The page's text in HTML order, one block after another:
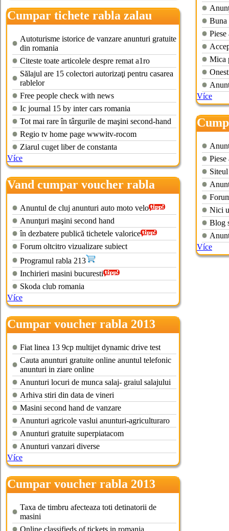
Cumpar tichete rabla zalau
Autoturisme istorice de vanzare anunturi gratuite
din romania
Citeste toate articolele despre remat a1ro
Sălajul are 15 colectori autorizaţi pentru casarea
rablelor
Free people check with news
Ic journal 15 by inter cars romania
Tot mai rare în târgurile de maşini second-hand
Regio tv home page wwwitv-rocom
Ziarul cuget liber de constanta
Více
Vand cumpar voucher rabla
Anuntul de cluj anunturi auto moto velo
Anunţuri maşini second hand
în dezbatere publică tichetele valorice
Forum oltcitro vizualizare subiect
Programul rabla 213
Inchirieri masini bucuresti
Skoda club romania
Více
Cumpar voucher rabla 2013
buzau
Fiat linea 13 9cp multijet dynamic drive test
Cauta anunturi gratuite online anuntul telefonic
anunturi in ziare online
Anunturi locuri de munca salaj- graiul salajului
Arhiva stiri din data de vineri
Masini second hand de vanzare
Anunturi agricole vaslui anunturi-agriculturaro
Anunturi gratuite superpiatacom
Anunturi vanzari diverse
Více
Cumpar voucher rabla 2013
craiova
Taxa de timbru afecteaza toti detinatorii de
masini
Online classifieds of tickets in romania
Buna
Mica
Více
Nici
Blog
Více